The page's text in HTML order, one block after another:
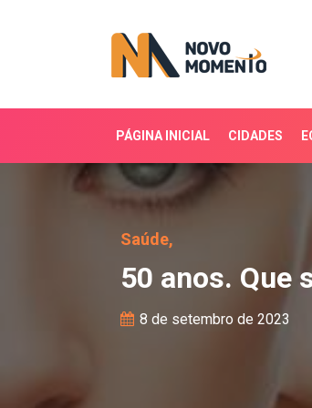
PÁGINA INICIAL CIDADES
50 anos. Que
Saúde,
50 anos. Que
8 de setembro de 2023